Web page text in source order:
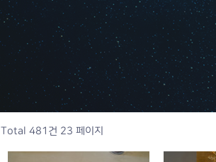
본당기구표
범어본당역사
100주년 대성전
사무실안내
연간계획표
갤러리
Total 481건 23 페이지